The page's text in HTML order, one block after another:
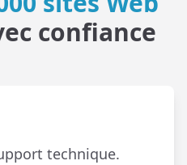
confiance
technique.